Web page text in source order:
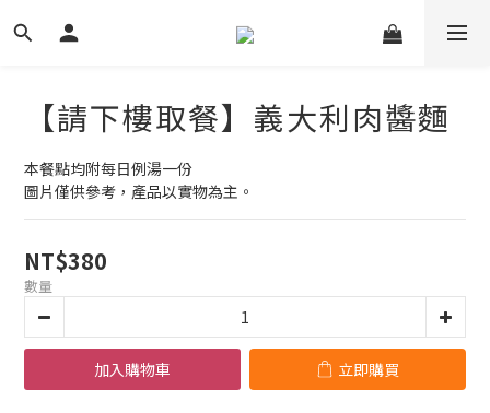
【請下樓取餐】義大利肉醬麵
本餐點均附每日例湯一份
圖片僅供參考，產品以實物為主。
NT$380
數量
加入購物車 立即購買